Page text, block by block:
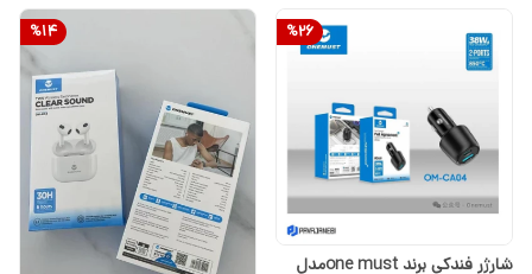
%26
شارژر فندکی برند one mustمدل
%14